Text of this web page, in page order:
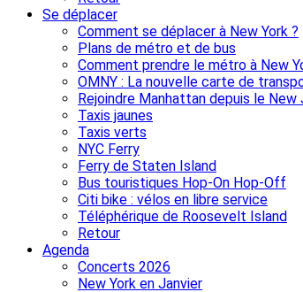
Se déplacer
Comment se déplacer à New York ?
Plans de métro et de bus
Comment prendre le métro à New
OMNY : La nouvelle carte de
Rejoindre Manhattan depuis le New
Taxis jaunes
Taxis verts
NYC Ferry
Ferry de Staten Island
Bus touristiques Hop-On Hop-Off
Citi bike : vélos en libre service
Téléphérique de Roosevelt Island
Retour
Agenda
Concerts 2026
New York en Janvier